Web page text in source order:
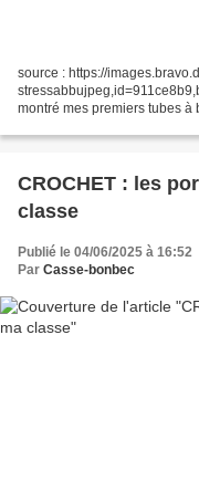
source : https://
montré mes premiers tubes à
CROCHET : les
classe
Publié le 04/06/2025 à 16:52
Par Casse-bonbec